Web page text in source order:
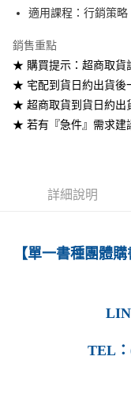
付款後全家取貨
7-11取貨付款
每筆NT$60
付款後7-11取貨
每筆NT$100
適用課程：行銷策略
銷售重點
★ 購買提示：超商取貨
★ 宅配到貨日約出貨後
★ 超商取貨到貨日約出
★ 若有『急件』需求建
詳細說明
【單一書種團體
TEL ：